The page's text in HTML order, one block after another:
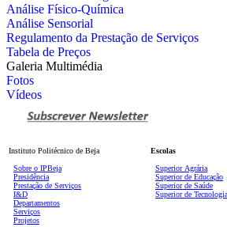
Análise Físico-Química
Análise Sensorial
Regulamento da Prestação de Serviços
Tabela de Preços
Galeria Multimédia
Fotos
Vídeos
Instituto Politécnico de Beja
Sobre o IPBeja
Presidência
Prestação de Serviços
I&D
Departamentos
Serviços
Projetos
Escolas
Superior Agrária
Superior de Educação
Superior de Saúde
Superior de